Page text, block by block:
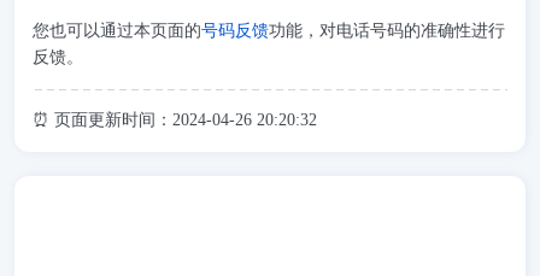
您也可以通过本页面的号码反馈功能，对电话号码的准确性进行
反馈。
⏰ 页面更新时间：2024-04-26 20:20:32